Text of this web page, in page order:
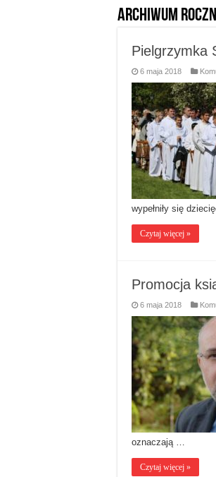
Archiwum
Pielgrzymka
6 maja 2018
wypełniły się
Czytaj więcej »
Promocja
6 maja 2018
oznaczają …
Czytaj więcej »